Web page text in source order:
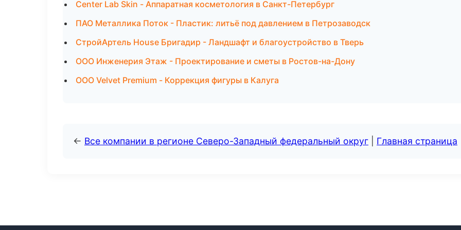
Center Lab Skin - Аппаратная косметология в Санкт-Петербург
ПАО Металлика Поток - Пластик: литьё под давлением в Петрозаводск
СтройАртель House Бригадир - Ландшафт и благоустройство в Тверь
ООО Инженерия Этаж - Проектирование и сметы в Ростов-на-Дону
ООО Velvet Premium - Коррекция фигуры в Калуга
← Все компании в регионе Северо-Западный федеральный округ Главная страница